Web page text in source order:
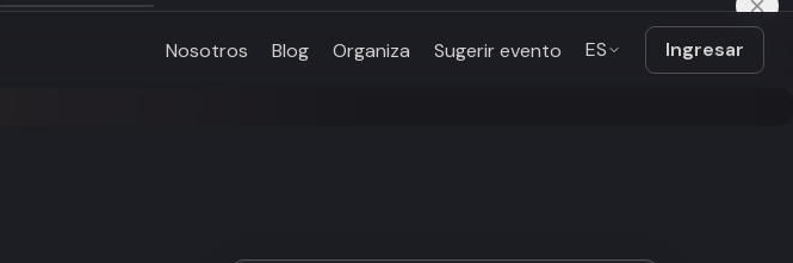
Nosotros Blog Organiza Sugerir evento ES Ingresar